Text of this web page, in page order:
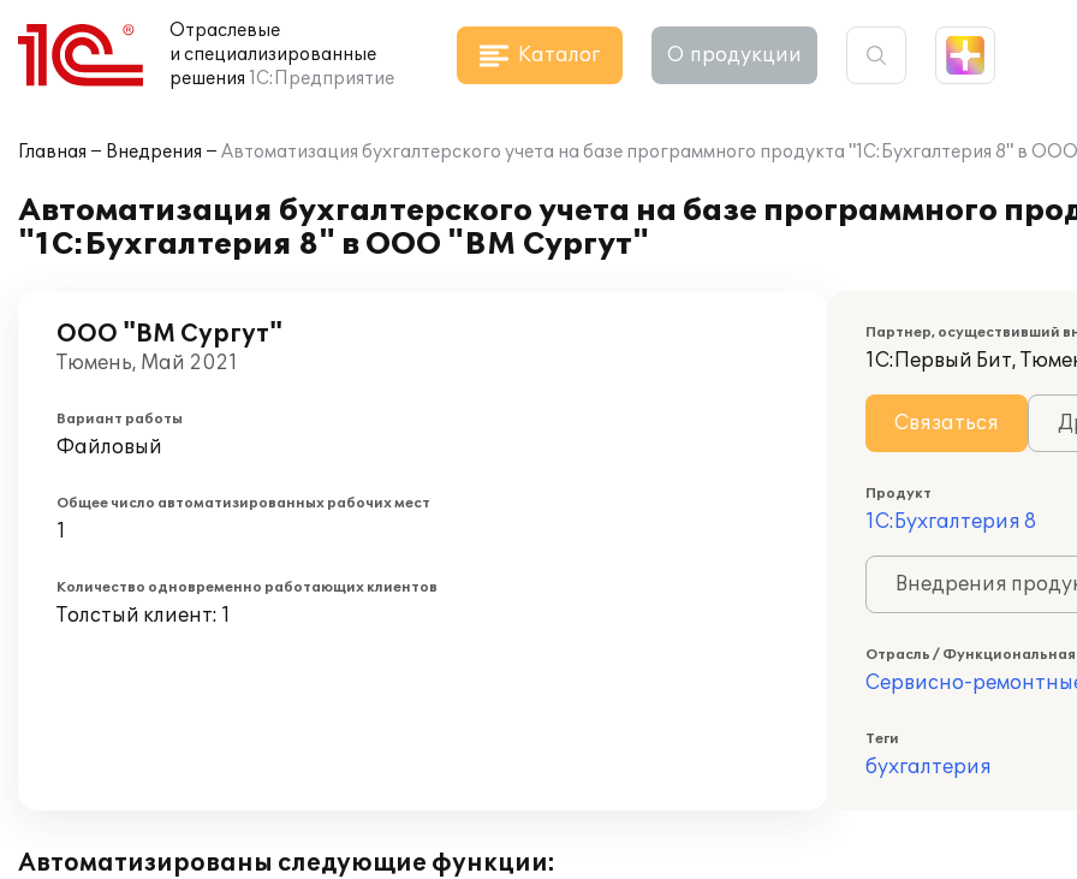
Отраслевые
и специализированные
решения 1С:Предприятие
Каталог О продукции
Главная Внедрения Автоматизация бухгалтерского учета на базе программного продукта "1С:Бухгалтерия 8" в
Автоматизация бухгалтерского учета на базе программного
"1С:Бухгалтерия 8" в ООО "ВМ Сургут"
ООО "ВМ Сургут"
Тюмень, Май 2021
Вариант работы
Файловый
Общее число автоматизированных рабочих мест
1
Количество одновременно работающих клиентов
Толстый клиент: 1
Партнер, осуществивший
1С:Первый Бит,
Связаться
Продукт
1С:Бухгалтерия 8
Внедрения
Отрасль / Функциональная
Сервисно-
Теги
бухгалтерия
Автоматизированы следующие функции: